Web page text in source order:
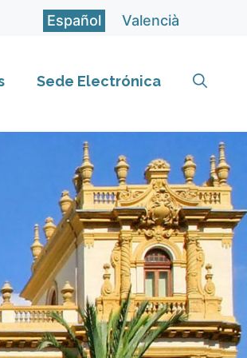
Español Valencià
Sede Electrónica